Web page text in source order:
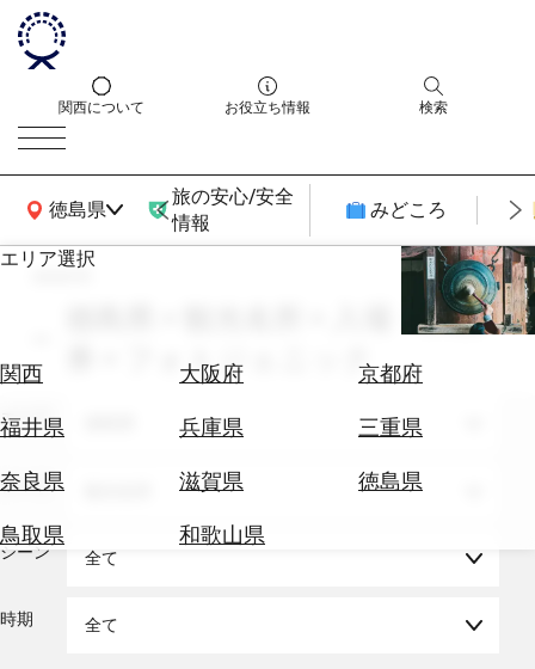
関西について お役立ち情報 検索
徳島県
関西広域MAP
旅の安心/安全
情報
みどころ
エリア選択
関西 大阪府
京都府
福井県
兵庫県
三重県
奈良県
滋賀県
徳島県
鳥取県
和歌山県
エ
券
テ
を
search
徳島県 × 観光名所 × 入場・拝観
券 × フォトジェニック
エリア
テーマ
シーン 全て
時期 全て